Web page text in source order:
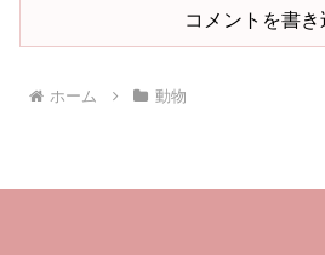
コメントを書き
ホーム 動物